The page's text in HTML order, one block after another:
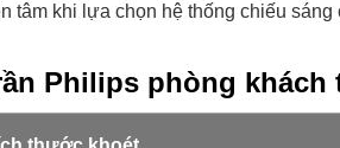
tâm khi lựa chọn hệ thống chiếu sáng
Philips phòng khách